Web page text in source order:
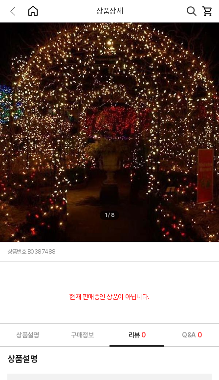
상품상세
1 / 8
상품번호 B0387488
현재 판매중인 상품이 아닙니다.
상품설명 구매정보 리뷰 0 Q&A 0
상품설명